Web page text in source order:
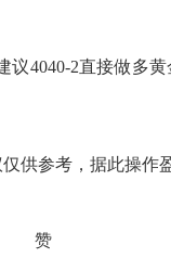
4040-2直接做多黄
供参考，据此操作
赞